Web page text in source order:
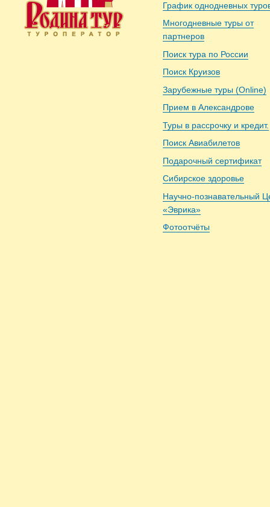
График однодневных
Многодневные туры от
партнеров
Поиск тура по России
Поиск Круизов
Зарубежные туры (Online)
Прием в Александрове
Туры в рассрочку и кредит.
Поиск Авиабилетов
Подарочный сертификат
Сибирское здоровье
Научно-познавательный
«Эврика»
Фотоотчёты